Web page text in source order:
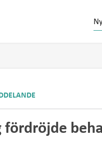
fördröjde